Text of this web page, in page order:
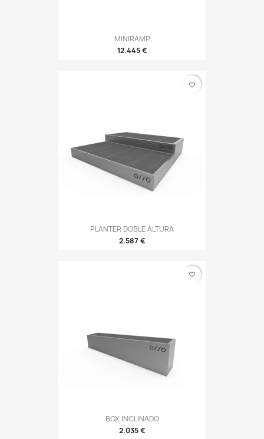
MINIRAMP
12.445 €
PLANTER DOBLE ALTURA
2.587 €
favorite_border
BOX INCLINADO
2.035 €
favorite_border